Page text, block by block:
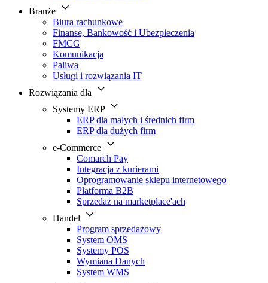
Branże
Biura rachunkowe
Finanse, Bankowość i Ubezpieczenia
FMCG
Komunikacja
Paliwa
Usługi i rozwiązania IT
Rozwiązania dla
Systemy ERP
ERP dla małych i średnich firm
ERP dla dużych firm
e-Commerce
Comarch Pay
Integracja z kurierami
Oprogramowanie sklepu internetowego
Platforma B2B
Sprzedaż na marketplace'ach
Handel
Program sprzedażowy
System OMS
Systemy POS
Wymiana Danych
System WMS